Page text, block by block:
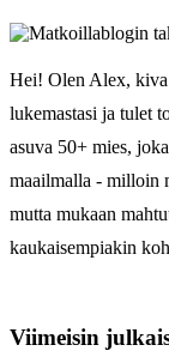
Hei! Olen Alex,
lukemastasi ja tulet
asuva 50+ mies,
maailmalla - milloin
mutta mukaan
kaukaisempiakin
Viimeisin